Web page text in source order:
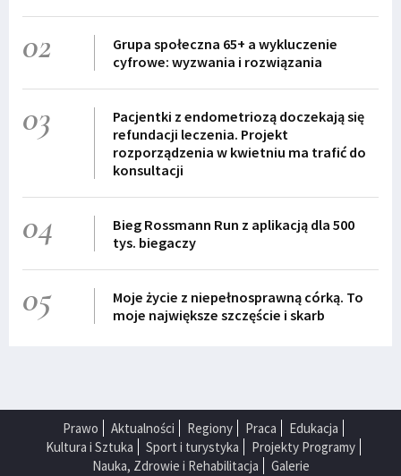
02
Grupa społeczna 65+ a wykluczenie
cyfrowe: wyzwania i rozwiązania
03
Pacjentki z endometriozą doczekają się
refundacji leczenia. Projekt
rozporządzenia w kwietniu ma trafić do
konsultacji
04
Bieg Rossmann Run z aplikacją dla 500
tys. biegaczy
05
Moje życie z niepełnosprawną córką. To
moje największe szczęście i skarb
Prawo Aktualności Regiony Praca
Edukacja
Kultura i Sztuka
Sport i turystyka
Projekty Programy
Nauka, Zdrowie i Rehabilitacja
Galerie